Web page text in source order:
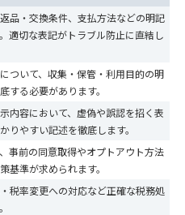
品・交換条件、支払方法などの明記
適切な表記がトラブル防止に直結し
ついて、収集・保管・利用目的の明
する必要があります。
内容において、虚偽や誤認を招く表
りやすい記述を徹底します。
事前の同意取得やオプトアウト方法
基準が求められます。
税率変更への対応など正確な税務処